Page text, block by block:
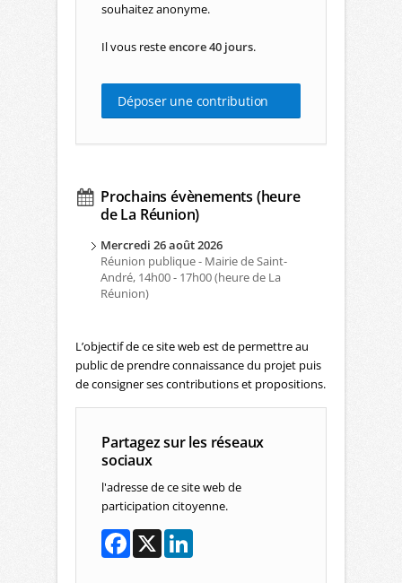
souhaitez anonyme.
Il vous resteencore 40 jours.
Déposer une contribution
Prochains évènements (heure
de La Réunion)
Mercredi 26 août 2026
Réunion publique - Mairie de Saint-
André, 14h00 - 17h00 (heure de La
Réunion)
L’objectif de ce site web est de permettre au
public de prendre connaissance du projet puis
de consigner ses contributions et propositions.
Partagez sur les réseaux
sociaux
l'adresse de ce site web de
participation citoyenne.